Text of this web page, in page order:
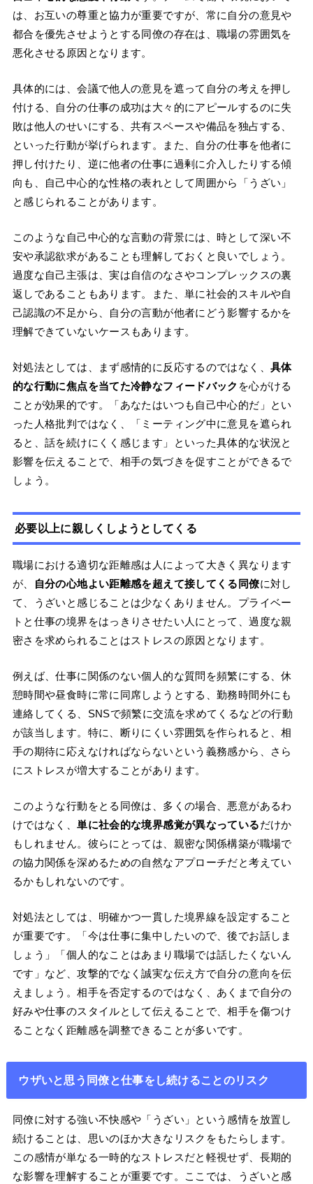
は、お互いの尊重と協力が重要ですが、常に自分の意見や
都合を優先させようとする同僚の存在は、職場の雰囲気を
悪化させる原因となります。
具体的には、会議で他人の意見を遮って自分の考えを押し
付ける、自分の仕事の成功は大々的にアピールするのに失
敗は他人のせいにする、共有スペースや備品を独占する、
といった行動が挙げられます。また、自分の仕事を他者に
押し付けたり、逆に他者の仕事に過剰に介入したりする傾
向も、自己中心的な性格の表れとして周囲から「うざい」
と感じられることがあります。
このような自己中心的な言動の背景には、時として深い不
安や承認欲求があることも理解しておくと良いでしょう。
過度な自己主張は、実は自信のなさやコンプレックスの裏
返しであることもあります。また、単に社会的スキルや自
己認識の不足から、自分の言動が他者にどう影響するかを
理解できていないケースもあります。
対処法としては、まず感情的に反応するのではなく、 具体
的な行動に焦点を当てた冷静なフィードバック を心がける
ことが効果的です。「あなたはいつも自己中心的だ」とい
った人格批判ではなく、「ミーティング中に意見を遮られ
ると、話を続けにくく感じます」といった具体的な状況と
影響を伝えることで、相手の気づきを促すことができるで
しょう。
必要以上に親しくしようとしてくる
職場における適切な距離感は人によって大きく異なります
が、
自分の心地よい距離感を超えて接してくる同僚に対し
て、うざいと感じることは少なくありません。プライベー
トと仕事の境界をはっきりさせたい人にとって、過度な親
密さを求められることはストレスの原因となります。
例えば、仕事に関係のない個人的な質問を頻繁にする、休
憩時間や昼食時に常に同席しようとする、勤務時間外にも
連絡してくる、SNSで頻繁に交流を求めてくるなどの行動
が該当します。特に、断りにくい雰囲気を作られると、相
手の期待に応えなければならないという義務感から、さら
にストレスが増大することがあります。
このような行動をとる同僚は、多くの場合、悪意があるわ
けではなく、単に社会的な境界感覚が異なっているだけか
もしれません。彼らにとっては、親密な関係構築が職場で
の協力関係を深めるための自然なアプローチだと考えてい
るかもしれないのです。
対処法としては、明確かつ一貫した境界線を設定すること
が重要です。「今は仕事に集中したいので、後でお話しま
しょう」「個人的なことはあまり職場では話したくないん
です」など、攻撃的でなく誠実な伝え方で自分の意向を伝
えましょう。相手を否定するのではなく、あくまで自分の
好みや仕事のスタイルとして伝えることで、相手を傷つけ
ることなく距離感を調整できることが多いです。
ウザいと思う同僚と仕事をし続けることのリスク
同僚に対する強い不快感や「うざい」という感情を放置し
続けることは、思いのほか大きなリスクをもたらします。
この感情が単なる一時的なストレスだと軽視せず、長期的
な影響を理解することが重要です。ここでは、うざいと感